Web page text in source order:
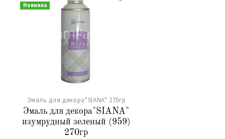
Новинка
Эмаль для декора"SIANA" 270гр
Эмаль для декора"SIANA"
изумрудный зеленый (959)
270гр